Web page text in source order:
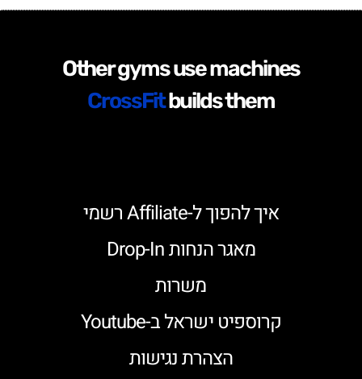
Other gyms use machines
CrossFitbuilds them
איך להפוך ל-Affiliate רשמי
מאגר הנחות Drop-In
משרות
קרוספיט ישראל ב-Youtube
הצהרת נגישות